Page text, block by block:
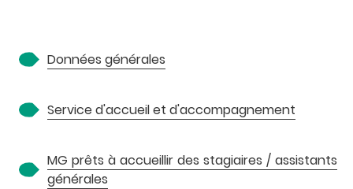
Données générales
Service d'accueil et d'accompagnement
MG prêts à accueillir des stagiaires / assistants
générales